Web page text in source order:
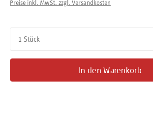
Preise inkl. MwSt. zzgl. Versandkosten
In den Warenkorb